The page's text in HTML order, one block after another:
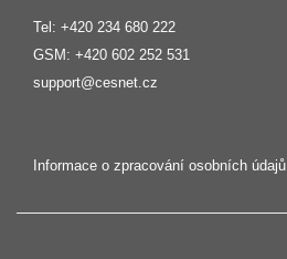
Tel: +420 234 680 222
GSM: +420 602 252 531
support@cesnet.cz
Informace o zpracování osobních údajů